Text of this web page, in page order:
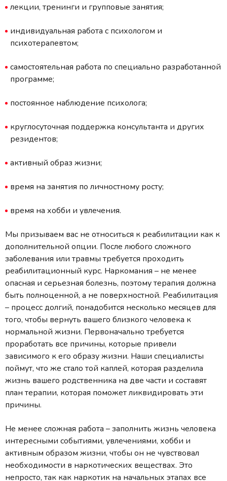
лекции, тренинги и групповые занятия;
индивидуальная работа с психологом и
психотерапевтом;
самостоятельная работа по специально разработанной
программе;
постоянное наблюдение психолога;
круглосуточная поддержка консультанта и других
резидентов;
активный образ жизни;
время на занятия по личностному росту;
время на хобби и увлечения.
Мы призываем вас не относиться к реабилитации как к
дополнительной опции. После любого сложного
заболевания или травмы требуется проходить
реабилитационный курс. Наркомания – не менее
опасная и серьезная болезнь, поэтому терапия должна
быть полноценной, а не поверхностной. Реабилитация
– процесс долгий, понадобится несколько месяцев для
того, чтобы вернуть вашего близкого человека к
нормальной жизни. Первоначально требуется
проработать все причины, которые привели
зависимого к его образу жизни. Наши специалисты
поймут, что же стало той каплей, которая разделила
жизнь вашего родственника на две части и составят
план терапии, которая поможет ликвидировать эти
причины.
Не менее сложная работа – заполнить жизнь человека
интересными событиями, увлечениями, хобби и
активным образом жизни, чтобы он не чувствовал
необходимости в наркотических веществах. Это
непросто, так как наркотик на начальных этапах все